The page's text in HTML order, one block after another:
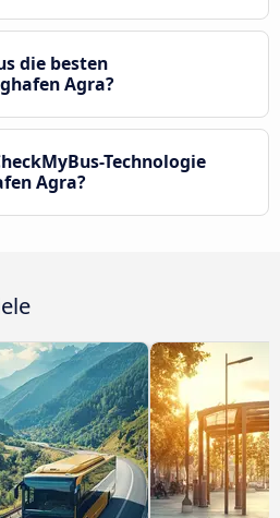
die besten
Agra?
Technologie
Agra?